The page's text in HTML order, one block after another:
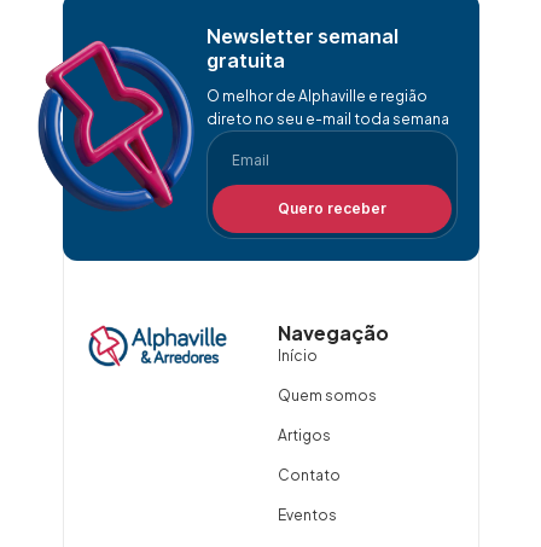
Newsletter semanal
gratuita
O melhor de Alphaville e região
direto no seu e-mail toda semana
Quero receber
Navegação
Início
Quem somos
Artigos
Contato
Eventos